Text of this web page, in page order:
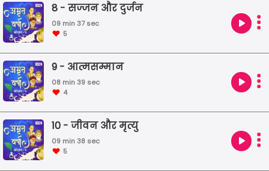
8 - सज्जन और दुर्जन
09 min 37 sec
5
9 - आत्मसम्मान
08 min 39 sec
4
10 - जीवन और मृत्यु
09 min 38 sec
5